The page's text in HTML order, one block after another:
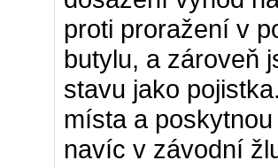
proti proražení v
butylu, a zároveň
stavu jako
místa a
navíc v závodní